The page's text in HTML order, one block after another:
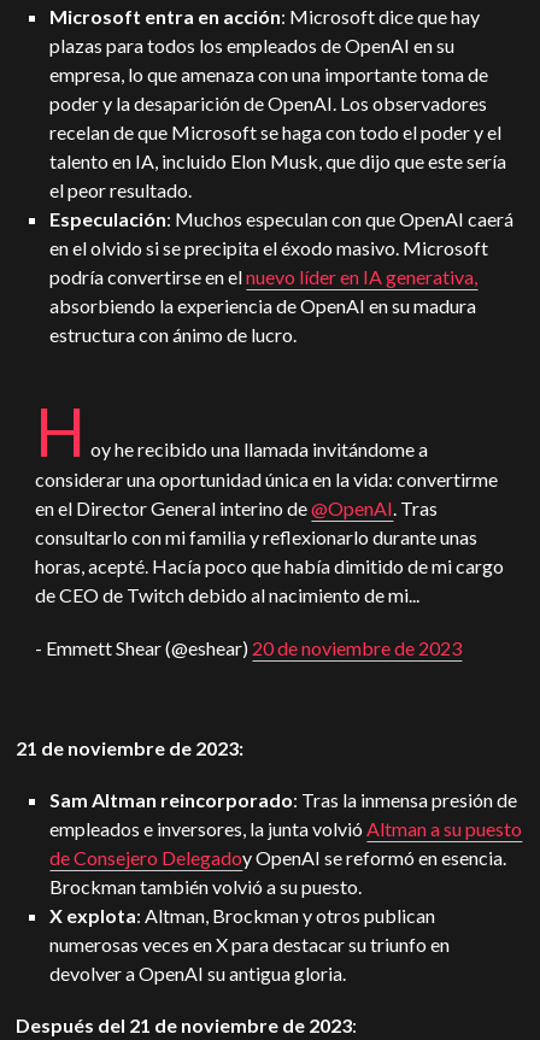
Microsoft entra en acción: Microsoft dice que hay
plazas para todos los empleados de OpenAI en su
empresa, lo que amenaza con una importante toma de
poder y la desaparición de OpenAI. Los observadores
recelan de que Microsoft se haga con todo el poder y el
talento en IA, incluido Elon Musk, que dijo que este sería
el peor resultado.
Especulación: Muchos especulan con que OpenAI caerá
en el olvido si se precipita el éxodo masivo. Microsoft
podría convertirse en elnuevo líder en IA generativa,
absorbiendo la experiencia de OpenAI en su madura
estructura con ánimo de lucro.
H oy he recibido una llamada invitándome a
considerar una oportunidad única en la vida: convertirme
en el Director General interino de@OpenAI. Tras
consultarlo con mi familia y reflexionarlo durante unas
horas, acepté. Hacía poco que había dimitido de mi cargo
de CEO de Twitch debido al nacimiento de mi...
- Emmett Shear (@eshear) 20 de noviembre de 2023
21 de noviembre de 2023:
Sam Altman reincorporado: Tras la inmensa presión de
empleados e inversores, la junta volvióAltman a su puesto
de Consejero Delegadoy OpenAI se reformó en esencia.
Brockman también volvió a su puesto.
X explota: Altman, Brockman y otros publican
numerosas veces en X para destacar su triunfo en
devolver a OpenAI su antigua gloria.
Después del 21 de noviembre de 2023: